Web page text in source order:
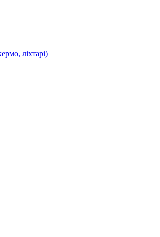
ліхтарі)